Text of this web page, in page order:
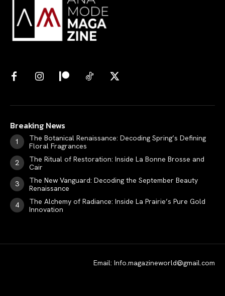
Breaking News
The Botanical Renaissance: Decoding Spring’s Defining
Floral Fragrances
The Ritual of Restoration: Inside La Bonne Brosse and
Cair
The New Vanguard: Decoding the September Beauty
Renaissance
The Alchemy of Radiance: Inside La Prairie’s Pure Gold
Innovation
Email: Info.magazineworld@gmail.com